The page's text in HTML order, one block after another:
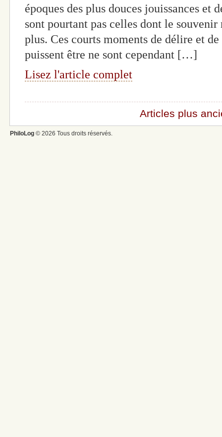
époques des plus douces jouissances et
sont pourtant pas celles dont le
plus. Ces courts moments de délire et
puissent être ne sont cependant […]
Lisez l'article complet
Articles plus
PhiloLog © 2026 Tous droits réservés.